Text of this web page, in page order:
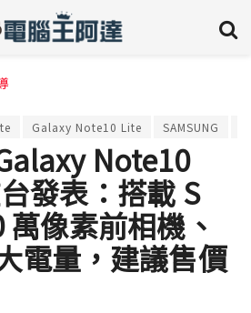
Galaxy Note10 Lite SAMSUNG
Note10
發表：搭載 S
像素前相機、
電量，建議售價